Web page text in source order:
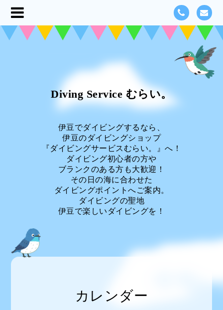
Diving Service むらい。
伊豆でダイビングするなら、
伊豆のダイビングショップ
『ダイビングサービスむらい。』へ！
ダイビング初心者の方や
ブランクのある方も大歓迎！
その日の海に合わせた
ダイビングポイントへご案内。
ダイビングの聖地
伊豆で楽しいダイビングを！
カレンダー